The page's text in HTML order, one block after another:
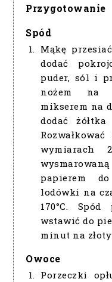
Przygotowanie
Spód
Mąkę
dodać
puder, sól i
nożem na
mikserem na
dodać
wymiarach
papierem
lodówki na
170°C.
wstawić do
minut na
Owoce
Porzeczki